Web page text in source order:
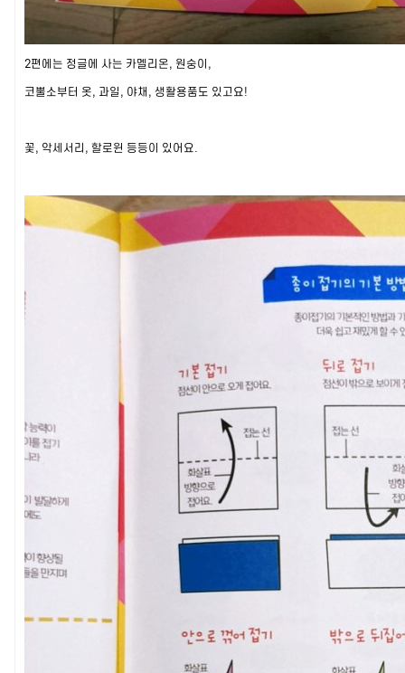
2편에는 정글에 사는 카멜리온, 원숭이,
코뿔소부터 옷, 과일, 야채, 생활용품도 있고요!
꽃, 악세서리, 할로윈 등등이 있어요.